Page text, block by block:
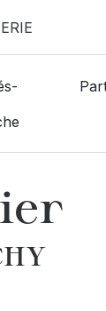
Olivier